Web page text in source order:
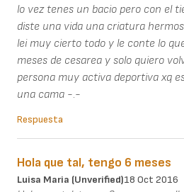
lo vez tenes un bacio pero con el
diste una vida una criatura
lei muy cierto todo y le conte lo
meses de cesarea y solo quiero
persona muy activa deportiva xq
una cama -.-
Respuesta
Hola que tal, tengo 6 meses
Luisa Maria (unverified)18 Oct 2016